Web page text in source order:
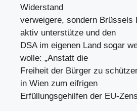
Widerstand
verweigere, sondern Brüssels
aktiv unterstütze und den
DSA im eigenen Land sogar
wolle: „Anstatt die
Freiheit der Bürger zu
in Wien zum eifrigen
Erfüllungsgehilfen der EU-